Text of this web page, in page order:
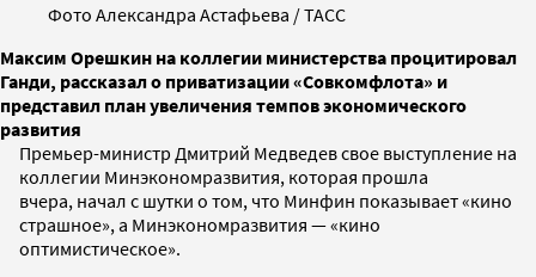
Фото Александра Астафьева / ТАСС
Максим Орешкин на коллегии министерства процитировал
Ганди, рассказал о приватизации «Совкомфлота» и
представил план увеличения темпов экономического
развития
Премьер-министр Дмитрий Медведев свое выступление на
коллегии Минэкономразвития, которая прошла
вчера, начал с шутки о том, что Минфин показывает «кино
страшное», а Минэкономразвития — «кино
оптимистическое».